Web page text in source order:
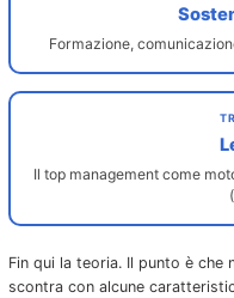
Formazione,
Il top management come
Fin qui la teoria. Il punto è che
scontra con alcune